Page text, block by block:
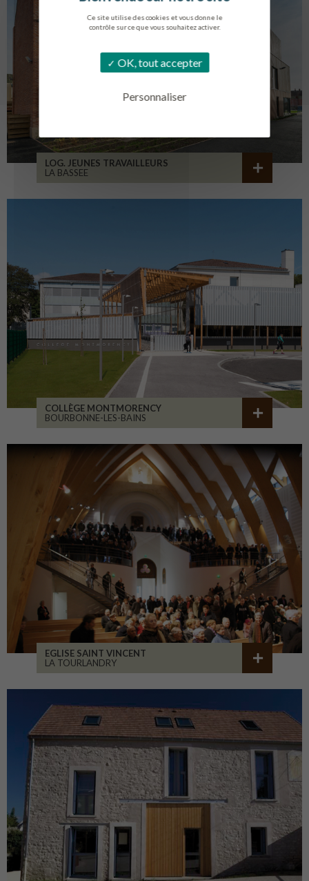
Ce site utilise des cookies et vous donne le
contrôle sur ce que vous souhaitez activer.
OK, tout accepter
Personnaliser
LOG. JEUNES TRAVAILLEURS
LA BASSEE
COLLÈGE MONTMORENCY
BOURBONNE-LES-BAINS
EGLISE SAINT VINCENT
LA TOURLANDRY